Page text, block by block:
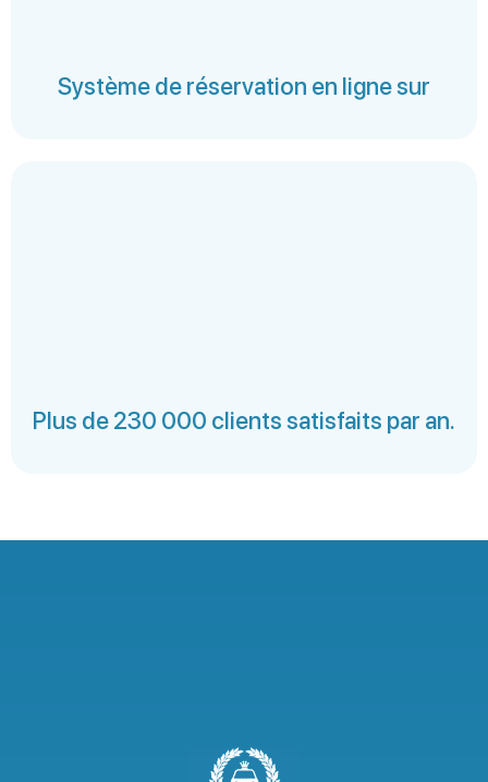
Système de réservation en ligne sur
Plus de 230 000 clients satisfaits par an.